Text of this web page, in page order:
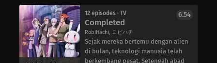
mulai menghadirkan masalah yang
tidak terduga.
putri ahli era Sengoku.
membebani sumber daya Asosiasi
Pahlawan. Para eksekutif puncak
mereka memutuskan untuk
mengambil langkah berani dengan
merekrut para penjahat untuk
12 episodes · TV
Completed
RobiHachi, ロビハチ
6.54
Sejak mereka bertemu dengan alien
di bulan, teknologi manusia telah
berkembang pesat. Setengah abad